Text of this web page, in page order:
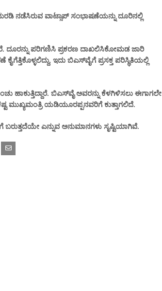
ನಡೆಸಿರುವ ವಾಟ್ಸಾಪ್ ಸಂಭಾಷಣೆಯನ್ನು ದೂರಿನಲ್ಲಿ
ದೂರನ್ನು ಪರಿಗಣಿಸಿ ಪ್ರಕರಣ ದಾಖಲಿಸಿಕೋಮಡ ಜಾರಿ
ಇದು ಬಿಎಸ್‌ವೈಗೆ ಪ್ರಸಕ್ತ ಪರಿಸ್ಥಿತಿಯಲ್ಲಿ
ಹಾಕುತ್ತಿದ್ದಾರೆ. ಬಿಎಸ್‌ವೈ ಅವರನ್ನು ಕೆಳಗಿಳಿಸಲು ಈಗಾಗಲೇ
ಮುಖ್ಯಮಂತ್ರಿ ಯಡಿಯೂರಪ್ಪನವರಿಗೆ ಕುತ್ತಾಗಲಿದೆ.
ಎನ್ನುವ ಅನುಮಾನಗಳು ಸೃಷ್ಟಿಯಾಗಿವೆ.